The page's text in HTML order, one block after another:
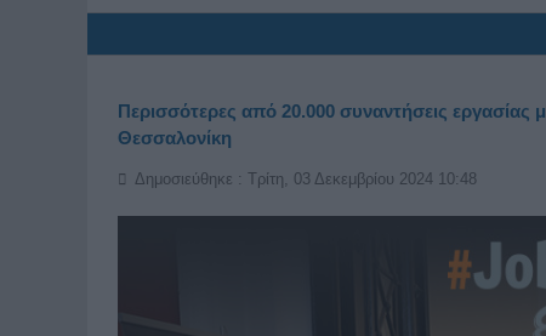
Περισσότερες από 20.000 συναντήσεις
Θεσσαλονίκη
Δημοσιεύθηκε : Τρίτη, 03 Δεκεμβρίου 2024 10:48